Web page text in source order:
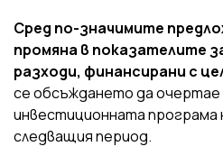
Сред по-значимите
промяна в показателите
разходи, финансирани с
се обсъждането да
инвестиционната
следващия период.